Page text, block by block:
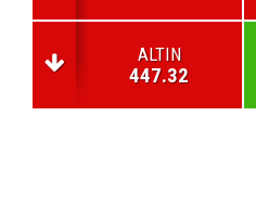
ALTIN
447.32